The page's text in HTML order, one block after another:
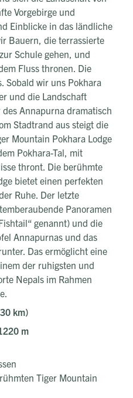
Vorgebirge und
Einblicke in das ländliche
Bauern, die terrassierte
Schule gehen, und
Fluss thronen. Die
Sobald wir uns Pokhara
und die Landschaft
Annapurna dramatisch
Stadtrand aus steigt die
Mountain Pokhara Lodge
Pokhara-Tal, mit
thront. Die berühmte
bietet einen perfekten
Ruhe. Der letzte
Panoramen
genannt) und die
Annapurnas und das
Das ermöglicht eine
der ruhigsten und
Nepals im Rahmen
km)
bis zu 1220 m
Tiger Mountain